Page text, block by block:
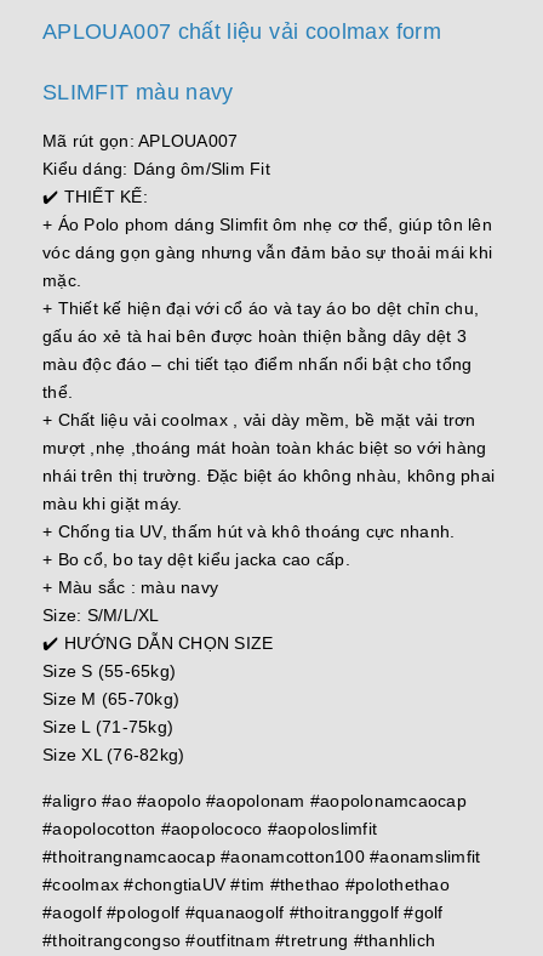
APLOUA007 chất liệu vải coolmax form
SLIMFIT màu navy
Mã rút gọn: APLOUA007
Kiểu dáng: Dáng ôm/Slim Fit
✔️ THIẾT KẾ:
+ Áo Polo phom dáng Slimfit ôm nhẹ cơ thể, giúp tôn lên
vóc dáng gọn gàng nhưng vẫn đảm bảo sự thoải mái khi
mặc.
+ Thiết kế hiện đại với cổ áo và tay áo bo dệt chỉn chu,
gấu áo xẻ tà hai bên được hoàn thiện bằng dây dệt 3
màu độc đáo – chi tiết tạo điểm nhấn nổi bật cho tổng
thể.
+ Chất liệu vải coolmax , vải dày mềm, bề mặt vải trơn
mượt ,nhẹ ,thoáng mát hoàn toàn khác biệt so với hàng
nhái trên thị trường. Đặc biệt áo không nhàu, không phai
màu khi giặt máy.
+ Chống tia UV, thấm hút và khô thoáng cực nhanh.
+ Bo cổ, bo tay dệt kiểu jacka cao cấp.
+ Màu sắc : màu navy
Size: S/M/L/XL
✔️ HƯỚNG DẪN CHỌN SIZE
Size S (55-65kg)
Size M (65-70kg)
Size L (71-75kg)
Size XL (76-82kg)
#aligro #ao #aopolo #aopolonam #aopolonamcaocap
#aopolocotton #aopolococo #aopoloslimfit
#thoitrangnamcaocap #aonamcotton100 #aonamslimfit
#coolmax #chongtiaUV #tim #thethao #polothethao
#aogolf #pologolf #quanaogolf #thoitranggolf #golf
#thoitrangcongso #outfitnam #tretrung #thanhlich